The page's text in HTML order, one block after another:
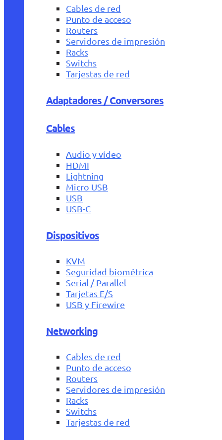
Cables de red
Punto de acceso
Routers
Servidores de impresión
Racks
Switchs
Tarjestas de red
Adaptadores / Conversores
Cables
Audio y vídeo
HDMI
Lightning
Micro USB
USB
USB-C
Dispositivos
KVM
Seguridad biométrica
Serial / Parallel
Tarjetas E/S
USB y Firewire
Networking
Cables de red
Punto de acceso
Routers
Servidores de impresión
Racks
Switchs
Tarjestas de red